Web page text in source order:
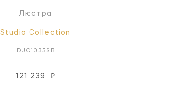
Люстра
Studio Collection
DJC1035SB
121 239 ₽